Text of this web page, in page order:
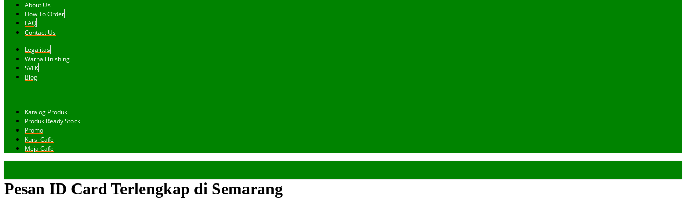
About Us
How To Order
FAQ
Contact Us
Legalitas
Warna Finishing
SVLK
Blog
Katalog Produk
Produk Ready Stock
Promo
Kursi Cafe
Meja Cafe
Pesan ID Card Terlengkap di Semarang